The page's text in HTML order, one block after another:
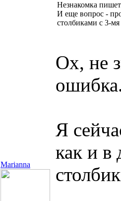
Marianna
Незнакомка
И еще вопрос -
столбиками с 3-
Ох, не
Я
как и в